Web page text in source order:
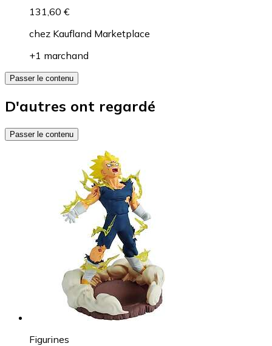
131,60 €
chez Kaufland Marketplace
+1 marchand
Passer le contenu
D'autres ont regardé
Passer le contenu
Figurines